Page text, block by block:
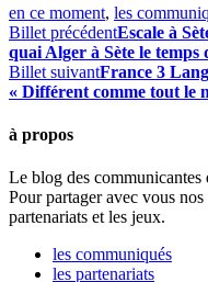
en ce moment, les
Billet précédentEscale à
quai Alger à Sète le temps
Billet suivantFrance 3
« Différent comme tout le
à propos
Le blog des communicantes
Pour partager avec vous
partenariats et les jeux.
les communiqués
les partenariats